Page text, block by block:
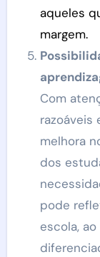
aqueles
margem.
Com
razoáveis
melhora
dos
pode
escola,